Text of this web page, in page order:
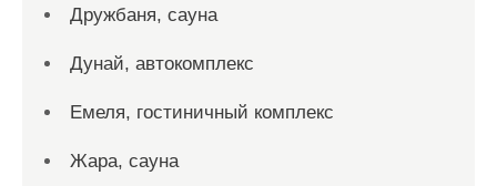
Дружбаня, сауна
Дунай, автокомплекс
Емеля, гостиничный комплекс
Жара, сауна